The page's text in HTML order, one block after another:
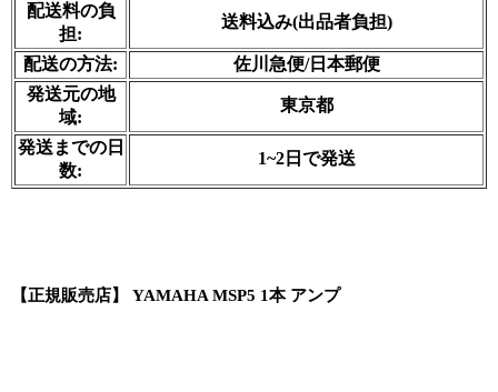
配送料の負
担:
送料込み(出品者負担)
配送の方法:
佐川急便/日本郵便
発送元の地
域:
東京都
発送までの日
数:
1~2日で発送
【正規販売店】 YAMAHA MSP5 1本 アンプ